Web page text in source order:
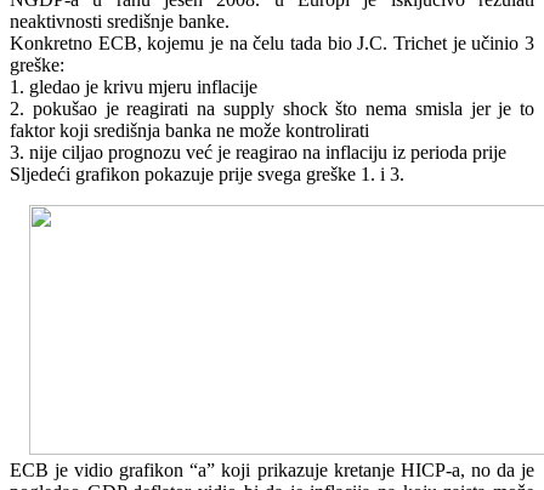
neaktivnosti središnje banke.
Konkretno ECB, kojemu je na čelu tada bio J.C. Trichet je učinio 3
greške:
1. gledao je krivu mjeru inflacije
2. pokušao je reagirati na supply shock što nema smisla jer je to
faktor koji središnja banka ne može kontrolirati
3. nije ciljao prognozu već je reagirao na inflaciju iz perioda prije
Sljedeći grafikon pokazuje prije svega greške 1. i 3.
ECB je vidio grafikon “a” koji prikazuje kretanje HICP-a, no da je